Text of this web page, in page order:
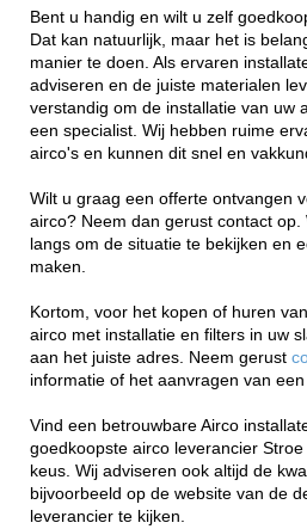
Bent u handig en wilt u zelf
Dat kan natuurlijk, maar het is
manier te doen. Als ervaren
adviseren en de juiste materialen
verstandig om de installatie van uw
een specialist. Wij hebben ruime
airco's en kunnen dit snel en
Wilt u graag een offerte ontvangen
airco? Neem dan gerust contact op.
langs om de situatie te bekijken en
maken.
Kortom, voor het kopen of huren
airco met installatie en filters in uw
aan het juiste adres. Neem gerust
informatie of het aanvragen van
Vind een betrouwbare Airco
goedkoopste airco leverancier
keus. Wij adviseren ook altijd de
bijvoorbeeld op de website van de
leverancier te kijken.